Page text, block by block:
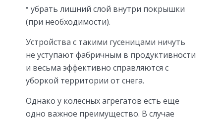
убрать лишний слой внутри покрышки
(при необходимости).
Устройства с такими гусеницами ничуть
не уступают фабричным в продуктивности
и весьма эффективно справляются с
уборкой территории от снега.
Однако у колесных агрегатов есть еще
одно важное преимущество. В случае